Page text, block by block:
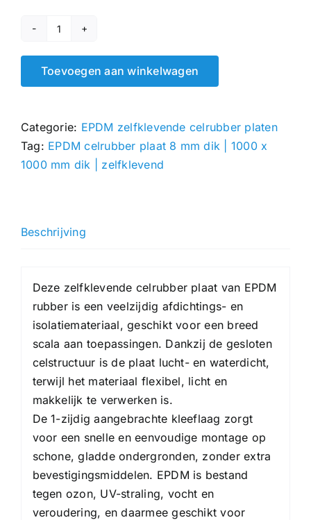
EPDM
celrubber
plaat
|
1000
x
zelfklevend
Toevoegen aan winkelwagen
Categorie: EPDM zelfklevende celrubber platen
Tag: EPDM celrubber plaat 8 mm dik | 1000 x
1000 mm dik | zelfklevend
Beschrijving
Deze zelfklevende celrubber plaat van EPDM
rubber is een veelzijdig afdichtings- en
isolatiemateriaal, geschikt voor een breed
scala aan toepassingen. Dankzij de gesloten
celstructuur is de plaat lucht- en waterdicht,
terwijl het materiaal flexibel, licht en
makkelijk te verwerken is.
De 1-zijdig aangebrachte kleeflaag zorgt
voor een snelle en eenvoudige montage op
schone, gladde ondergronden, zonder extra
bevestigingsmiddelen. EPDM is bestand
tegen ozon, UV-straling, vocht en
veroudering, en daarmee geschikt voor